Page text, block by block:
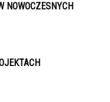
NOWOCZESNYCH